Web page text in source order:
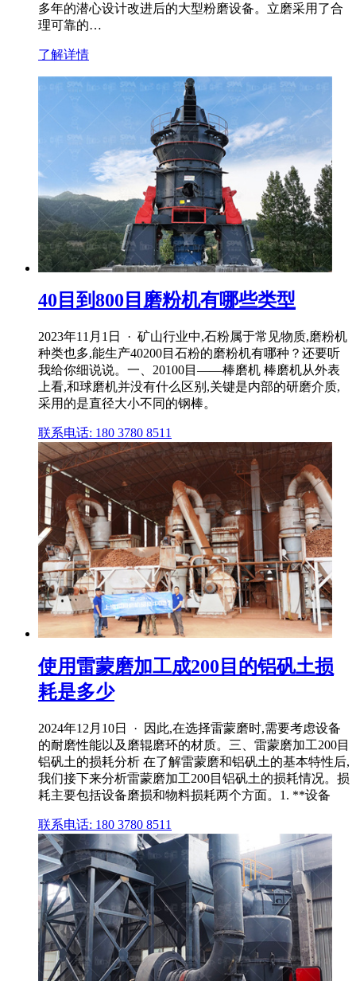
多年的潜心设计改进后的大型粉磨设备。立磨采用了合
理可靠的…
了解详情
40目到800目磨粉机有哪些类型
2023年11月1日 · 矿山行业中,石粉属于常见物质,磨粉机
种类也多,能生产40200目石粉的磨粉机有哪种？还要听
我给你细说说。一、20100目——棒磨机 棒磨机从外表
上看,和球磨机并没有什么区别,关键是内部的研磨介质,
采用的是直径大小不同的钢棒。
联系电话: 180 3780 8511
使用雷蒙磨加工成200目的铝矾土损
耗是多少
2024年12月10日 · 因此,在选择雷蒙磨时,需要考虑设备
的耐磨性能以及磨辊磨环的材质。三、雷蒙磨加工200目
铝矾土的损耗分析 在了解雷蒙磨和铝矾土的基本特性后,
我们接下来分析雷蒙磨加工200目铝矾土的损耗情况。损
耗主要包括设备磨损和物料损耗两个方面。1. **设备
联系电话: 180 3780 8511